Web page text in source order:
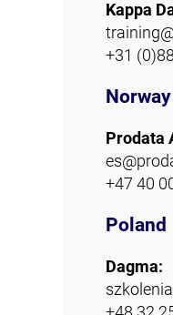
Kappa
+31
Norway
Prodata
+47 40
Poland
Dagma: